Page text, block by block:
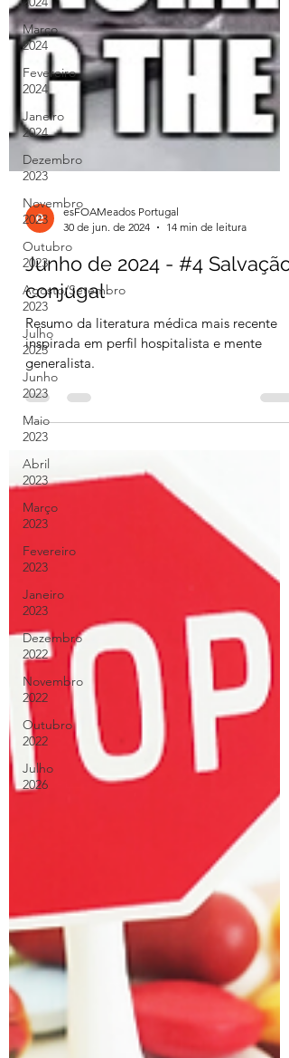
Março
2024
Fevereiro
2024
Janeiro
2024
Dezembro
2023
Novembro
2023
Outubro
2023
Agosto/Setembro
2023
Julho
2023
Junho
2023
Maio
2023
Abril
2023
Março
2023
Fevereiro
2023
Janeiro
2023
Dezembro
2022
Novembro
2022
Outubro
2022
Julho
2026
esFOAMeados Portugal
30 de jun. de 2024
14 min de leitura
Junho de 2024 - #4 Salvação
conjugal
Resumo da literatura médica mais recente
inspirada em perfil hospitalista e mente
generalista.